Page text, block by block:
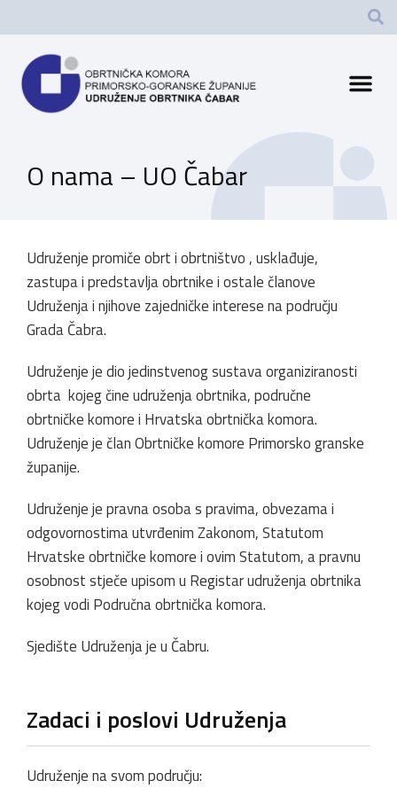
O nama – UO Čabar
Udruženje promiče obrt i obrtništvo , usklađuje,
zastupa i predstavlja obrtnike i ostale članove
Udruženja i njihove zajedničke interese na području
Grada Čabra.
Udruženje je dio jedinstvenog sustava organiziranosti
obrta kojeg čine udruženja obrtnika, područne
obrtničke komore i Hrvatska obrtnička komora.
Udruženje je član Obrtničke komore Primorsko granske
županije.
Udruženje je pravna osoba s pravima, obvezama i
odgovornostima utvrđenim Zakonom, Statutom
Hrvatske obrtničke komore i ovim Statutom, a pravnu
osobnost stječe upisom u Registar udruženja obrtnika
kojeg vodi Područna obrtnička komora.
Sjedište Udruženja je u Čabru.
Zadaci i poslovi Udruženja
Udruženje na svom području: